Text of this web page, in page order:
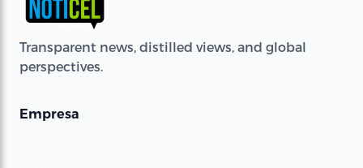
Transparent news, distilled views, and global
perspectives.
Empresa